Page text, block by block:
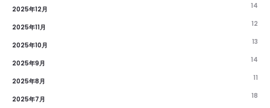
2025年12月 14
2025年11月 12
2025年10月 13
2025年9月 14
2025年8月 11
2025年7月 18